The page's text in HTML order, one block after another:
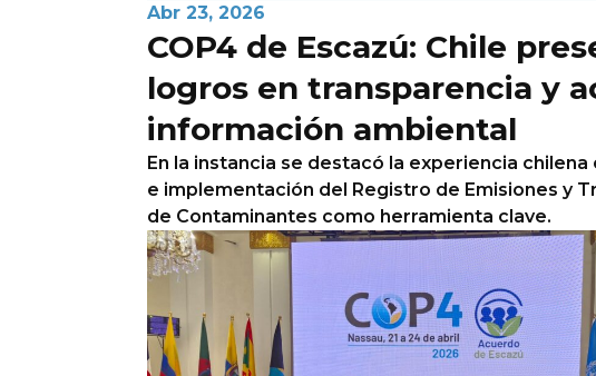
Abr 23, 2026
COP4 de Escazú: Chile
logros en transparencia y
información ambiental
En la instancia se destacó la experiencia
e implementación del Registro de Emisiones y
de Contaminantes como herramienta clave.